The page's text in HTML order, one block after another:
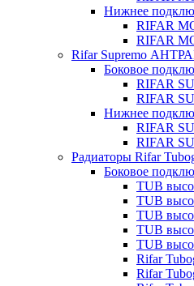
Нижнее
RIFAR
RIFAR
Rifar Supremo
Боковое
RIFAR
RIFAR
Нижнее
RIFAR
RIFAR
Радиаторы Rifar
Боковое
TUB
TUB
TUB
TUB
TUB
Rifar
Rifar